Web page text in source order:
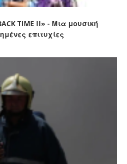
TIME II» - Μια μουσική
επιτυχίες